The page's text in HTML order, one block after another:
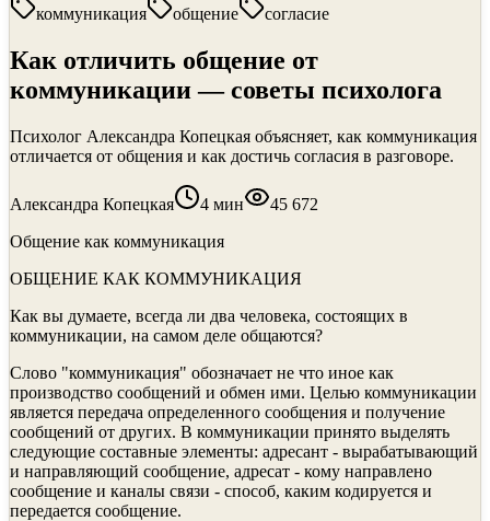
коммуникация общение согласие
Как отличить общение от
коммуникации — советы психолога
Психолог Александра Копецкая объясняет, как коммуникация
отличается от общения и как достичь согласия в разговоре.
Александра Копецкая 4 мин
45 672
Общение как коммуникация
ОБЩЕНИЕ КАК КОММУНИКАЦИЯ
Как вы думаете, всегда ли два человека, состоящих в
коммуникации, на самом деле общаются?
Слово "коммуникация" обозначает не что иное как
производство сообщений и обмен ими. Целью коммуникации
является передача определенного сообщения и получение
сообще­ний от других. В коммуникации принято выделять
следующие составные элементы: адресант - вырабатывающий
и направляющий сообщение, адресат - кому направлено
сообщение и кана­лы связи - способ, каким кодируется и
передается сообщение.